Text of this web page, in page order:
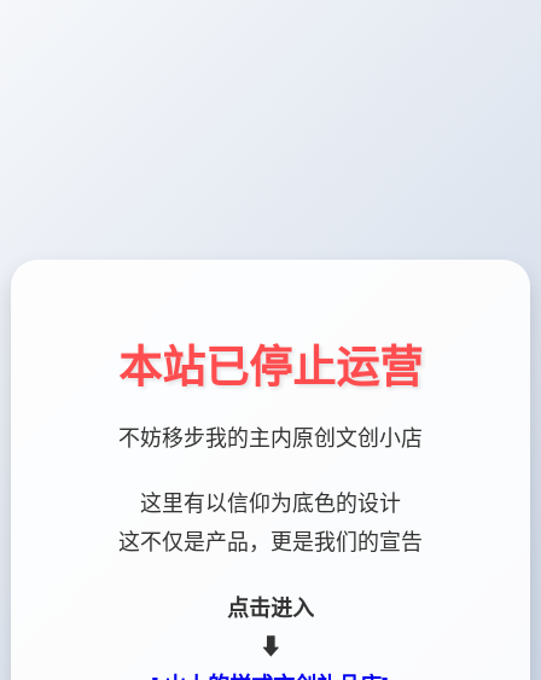
本站已停止运营
不妨移步我的主内原创文创小店
这里有以信仰为底色的设计
这不仅是产品，更是我们的宣告
点击进入
⬇